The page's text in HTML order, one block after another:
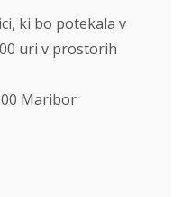
ki bo potekala v
uri v prostorih
Maribor